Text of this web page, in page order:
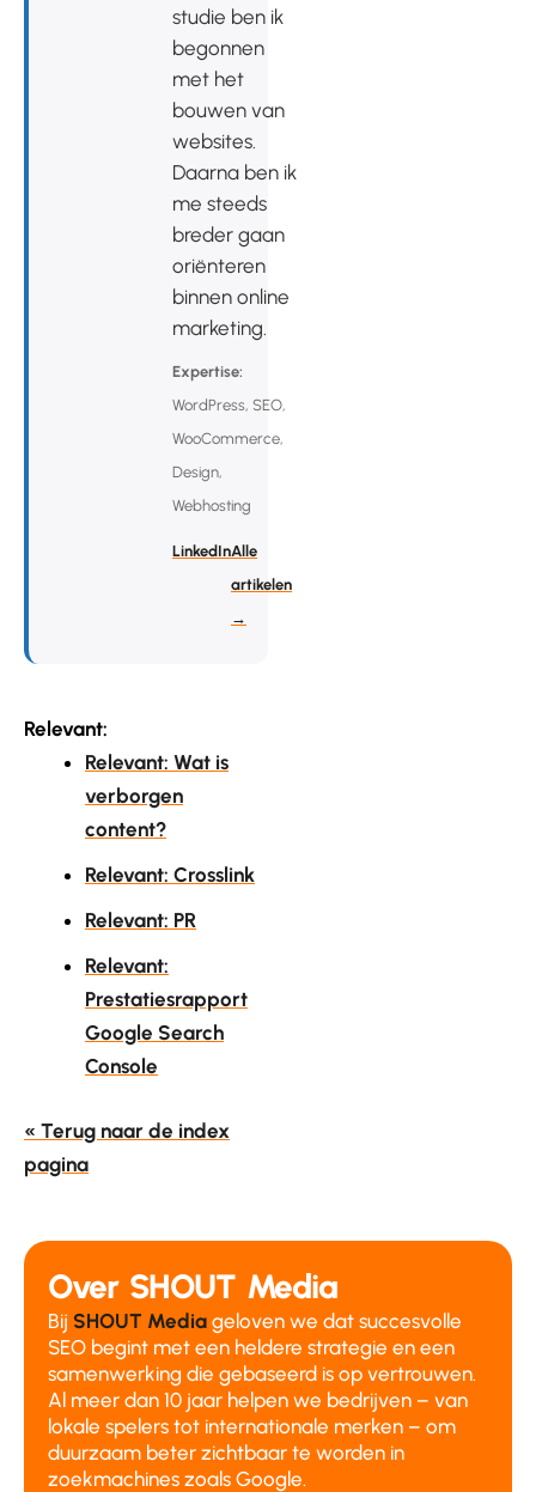
studie ben ik
begonnen
met het
bouwen van
websites.
Daarna ben ik
me steeds
breder gaan
oriënteren
binnen online
marketing.
Expertise:
WordPress, SEO,
WooCommerce,
Design,
Webhosting
LinkedInAlle
artikelen
→
Relevant:
Relevant: Wat is
verborgen
content?
Relevant: Crosslink
Relevant: PR
Relevant:
Prestatiesrapport
Google Search
Console
« Terug naar de index
pagina
Over SHOUT Media
Bij SHOUT Media geloven we dat succesvolle
SEO begint met een heldere strategie en een
samenwerking die gebaseerd is op vertrouwen.
Al meer dan 10 jaar helpen we bedrijven – van
lokale spelers tot internationale merken – om
duurzaam beter zichtbaar te worden in
zoekmachines zoals Google.